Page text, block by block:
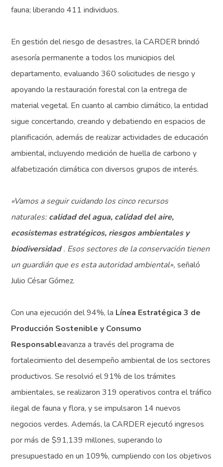
fauna; liberando 411 individuos.
En gestión del riesgo de desastres, la CARDER brindó
asesoría permanente a todos los municipios del
departamento, evaluando 360 solicitudes de riesgo y
apoyando la restauración forestal con la entrega de
material vegetal. En cuanto al cambio climático, la entidad
sigue concertando, creando y debatiendo en espacios de
planificación, además de realizar actividades de educación
ambiental, incluyendo medición de huella de carbono y
alfabetización climática con diversos grupos de interés.
«Vamos a seguir cuidando los cinco recursos
naturales:calidad del agua, calidad del aire,
ecosistemas estratégicos, riesgos ambientales y
biodiversidad. Esos sectores de la conservación tienen
un guardián que es esta autoridad ambiental», señaló
Julio César Gómez.
Con una ejecución del 94%, la Línea Estratégica 3 de
Producción Sostenible y Consumo
Responsableavanza a través del programa de
fortalecimiento del desempeño ambiental de los sectores
productivos. Se resolvió el 91% de los trámites
ambientales, se realizaron 319 operativos contra el tráfico
ilegal de fauna y flora, y se impulsaron 14 nuevos
negocios verdes. Además, la CARDER ejecutó ingresos
por más de $91,139 millones, superando lo
presupuestado en un 109%, cumpliendo con los objetivos